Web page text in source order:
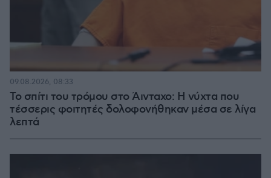
Το σπίτι του τρόμου στο Άινταχο: Η νύχτα που
τέσσερις φοιτητές δολοφονήθηκαν μέσα σε λίγα
λεπτά
09.08.2026, 08:33